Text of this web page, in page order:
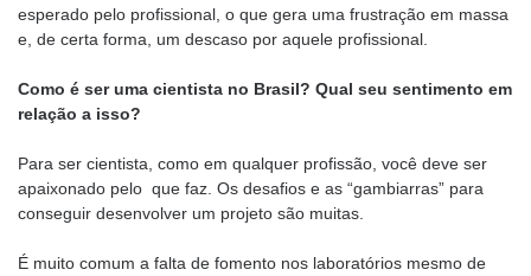
esperado pelo profissional, o que gera uma frustração em massa
e, de certa forma, um descaso por aquele profissional.
Como é ser uma cientista no Brasil? Qual seu sentimento em
relação a isso?
Para ser cientista, como em qualquer profissão, você deve ser
apaixonado pelo que faz. Os desafios e as “gambiarras” para
conseguir desenvolver um projeto são muitas.
É muito comum a falta de fomento nos laboratórios mesmo de